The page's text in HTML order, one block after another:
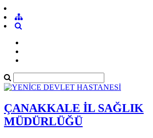
ÇANAKKALE İL SAĞLIK
MÜDÜRLÜĞÜ